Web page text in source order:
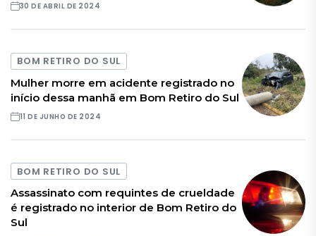
30 DE ABRIL DE 2024
BOM RETIRO DO SUL
Mulher morre em acidente registrado no
início dessa manhã em Bom Retiro do Sul
11 DE JUNHO DE 2024
BOM RETIRO DO SUL
Assassinato com requintes de crueldade
é registrado no interior de Bom Retiro do
Sul